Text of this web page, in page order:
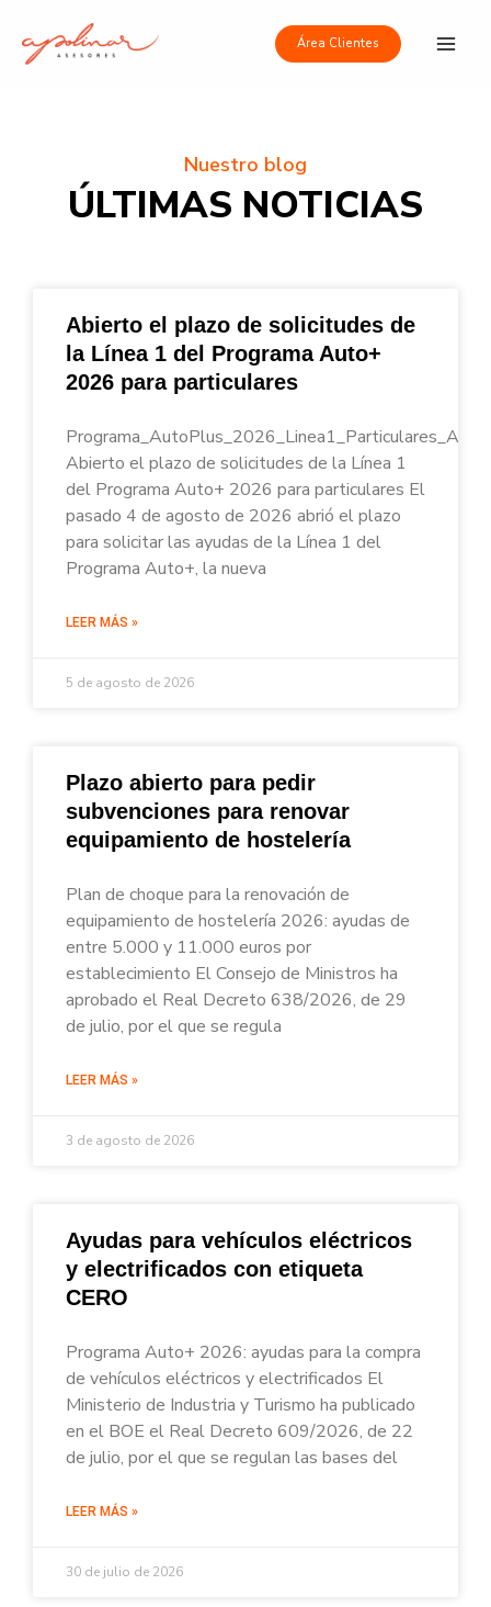
contenido
Área Clientes
Nuestro blog
ÚLTIMAS NOTICIAS
Abierto el plazo de solicitudes de
la Línea 1 del Programa Auto+
2026 para particulares
Abierto el plazo de solicitudes de la Línea 1
del Programa Auto+ 2026 para particulares El
pasado 4 de agosto de 2026 abrió el plazo
para solicitar las ayudas de la Línea 1 del
Programa Auto+, la nueva
LEER MÁS »
5 de agosto de 2026
Plazo abierto para pedir
subvenciones para renovar
equipamiento de hostelería
Plan de choque para la renovación de
equipamiento de hostelería 2026: ayudas de
entre 5.000 y 11.000 euros por
establecimiento El Consejo de Ministros ha
aprobado el Real Decreto 638/2026, de 29
de julio, por el que se regula
LEER MÁS »
3 de agosto de 2026
Ayudas para vehículos eléctricos
y electrificados con etiqueta
CERO
Programa Auto+ 2026: ayudas para la compra
de vehículos eléctricos y electrificados El
Ministerio de Industria y Turismo ha publicado
en el BOE el Real Decreto 609/2026, de 22
de julio, por el que se regulan las bases del
LEER MÁS »
30 de julio de 2026